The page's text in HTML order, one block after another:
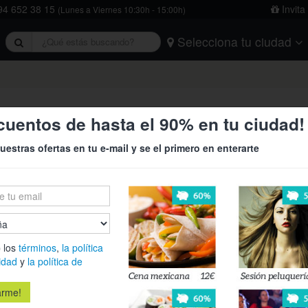
652 38 15 (Lunes a Viernes 10:30h - 15:00h)
Selecciona tu ciudad
el Casco Viejo de Pamplona
›
5,90€
Visita
Pamplona
corazón de
de hasta el 90% en tu ciudad!
ofertas en tu e-mail y se el primero en enterarte
lostérminos, la política
y la política de